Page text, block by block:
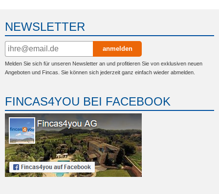
NEWSLETTER
anmelden
Melden Sie sich für unseren Newsletter an und profitieren Sie von exklusiven neuen
Angeboten und Fincas. Sie können sich jederzeit ganz einfach wieder abmelden.
FINCAS4YOU BEI FACEBOOK